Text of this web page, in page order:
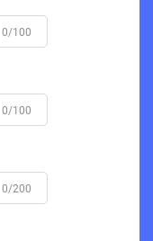
0/100
0/100
0/200